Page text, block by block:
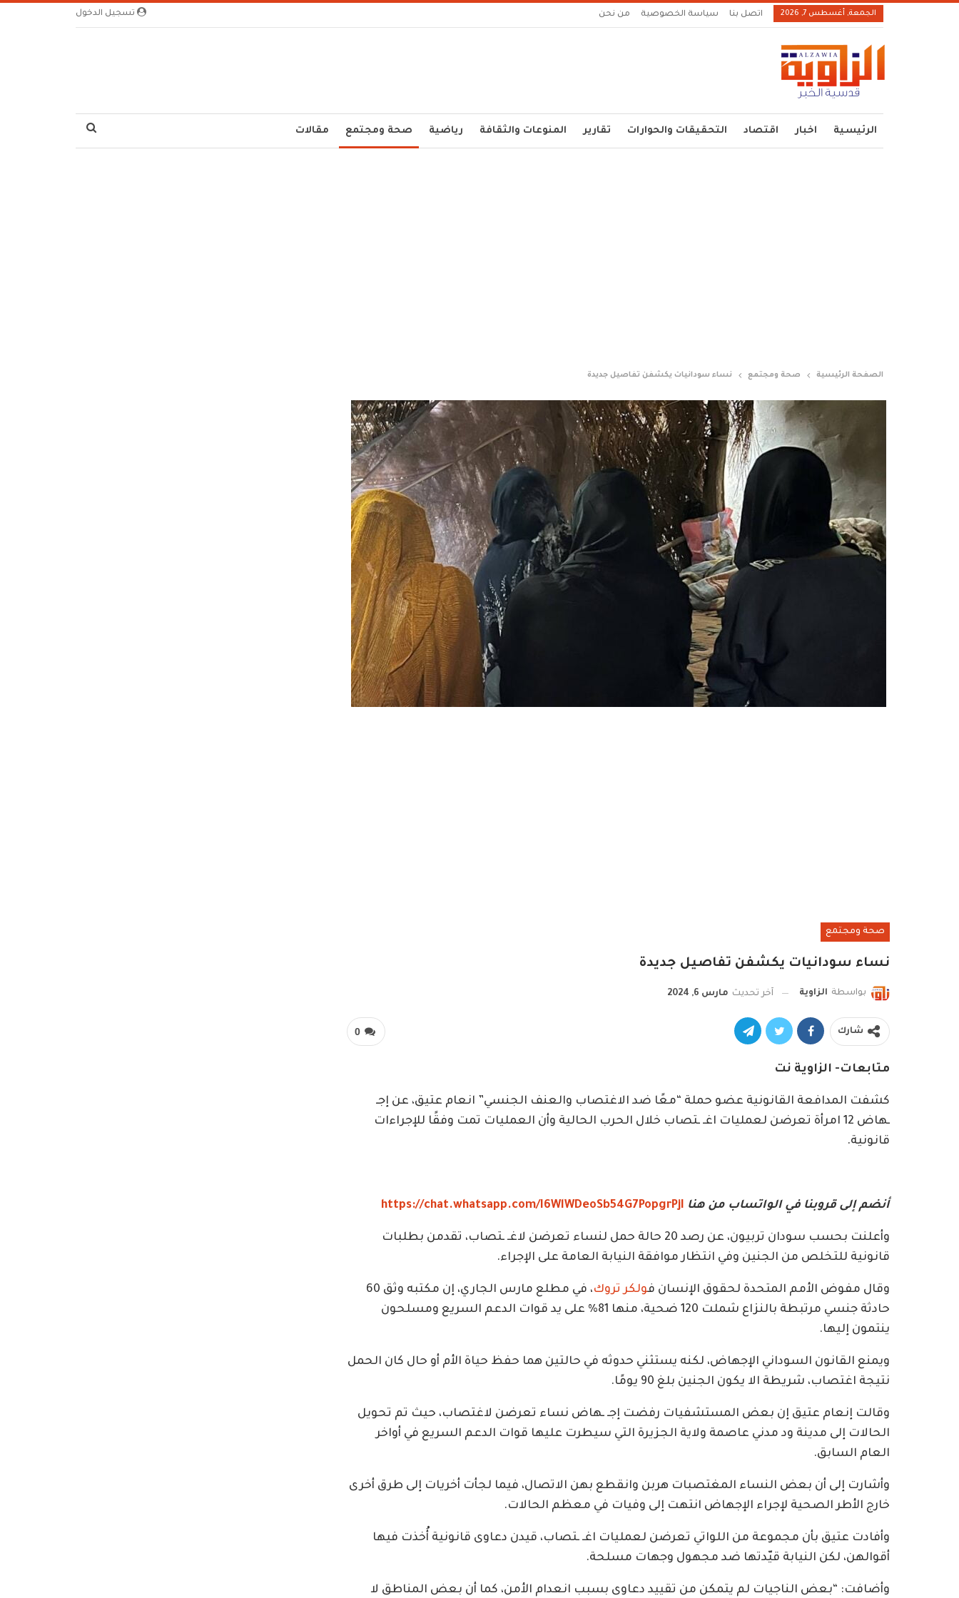
تسجيل الدخول الجمعة, أغسطس 7, 2026 اتصل بنا سياسة الخصوصية من نحن
الرئيسية اخبار اقتصاد التحقيقات والحوارات تقارير المنوعات والثقافة رياضية صحة ومجتمع مقالات
الصفحة الرئيسية صحة ومجتمع نساء سودانيات يكشفن تفاصيل جديدة
صحة ومجتمع
نساء سودانيات يكشفن تفاصيل جديدة
بواسطة الزاوية آخر تحديث مارس 6, 2024
0 شارك
متابعات- الزاوية نت
كشفت المدافعة القانونية عضو حملة “معًا ضد الاغتصاب والعنف الجنسي” انعام عتيق، عن إجـ
ـهاض 12 امرأة تعرضن لعمليات اغـ ـتصاب خلال الحرب الحالية وأن العمليات تمت وفقًا للإجراءات
قانونية.
أنضم إلى قروبنا في الواتساب من هنا https://chat.whatsapp.com/I6WlWDeoSb54G7PopgrPjI
وأعلنت بحسب سودان تربيون، عن رصد 20 حالة حمل لنساء تعرضن لاغـ ـتصاب، تقدمن بطلبات
قانونية للتخلص من الجنين وفي انتظار موافقة النيابة العامة على الإجراء.
وقال مفوض الأمم المتحدة لحقوق الإنسان فولكر تروك
، في مطلع مارس الجاري، إن مكتبه وثق 60
حادثة جنسي مرتبطة بالنزاع شملت 120 ضحية، منها 81% على يد قوات الدعم السريع ومسلحون
ينتمون إليها.
ويمنع القانون السوداني الإجهاض، لكنه يستثني حدوثه في حالتين هما حفظ حياة الأم أو حال كان الحمل
نتيجة اغتصاب، شريطة الا يكون الجنين بلغ 90 يومًا.
وقالت إنعام عتيق إن بعض المستشفيات رفضت إجـ ـهاض نساء تعرضن لاغتصاب، حيث تم تحويل
الحالات إلى مدينة ود مدني عاصمة ولاية الجزيرة التي سيطرت عليها قوات الدعم السريع في أواخر
العام السابق.
وأشارت إلى أن بعض النساء المغتصبات هربن وانقطع بهن الاتصال، فيما لجأت أخريات إلى طرق أخرى
خارج الأطر الصحية لإجراء الإجهاض انتهت إلى وفيات في معظم الحالات.
وأفادت عتيق بأن مجموعة من اللواتي تعرضن لعمليات اغـ ـتصاب، قيدن دعاوى قانونية أُخذت فيها
أقوالهن، لكن النيابة قيّدتها ضد مجهول وجهات مسلحة.
وأضافت: “بعض الناجيات لم يتمكن من تقييد دعاوى بسبب انعدام الأمن، كما أن بعض المناطق لا